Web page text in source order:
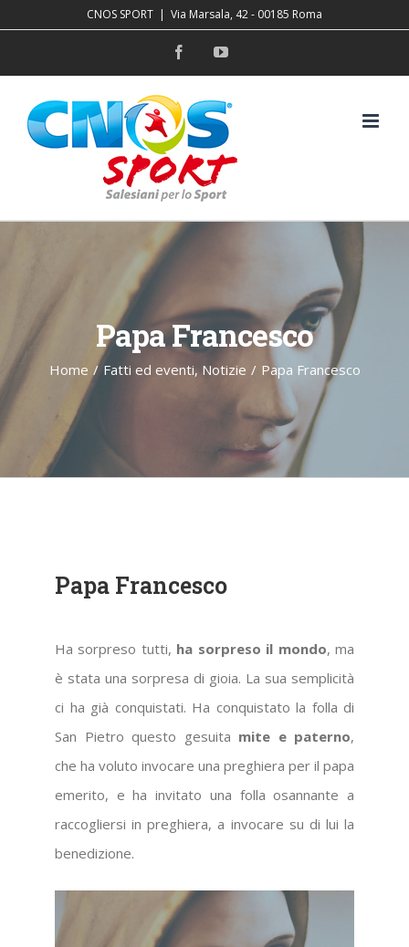
contenuto
CNOS SPORT | Via Marsala, 42 - 00185 Roma
FacebookYouTube
Papa Francesco
Home / Fatti ed eventi, Notizie / Papa Francesco
Papa Francesco
Ha sorpreso tutti, ha sorpreso il mondo, ma
è stata una sorpresa di gioia. La sua semplicità
ci ha già conquistati. Ha conquistato la folla di
San Pietro questo gesuita mite e paterno,
che ha voluto invocare una preghiera per il papa
emerito, e ha invitato una folla osannante a
raccogliersi in preghiera, a invocare su di lui la
benedizione.